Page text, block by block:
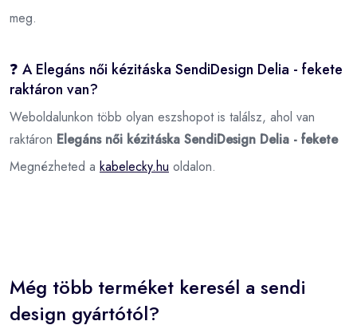
meg.
❓ A Elegáns női kézitáska SendiDesign Delia - fekete
raktáron van?
Weboldalunkon több olyan eszshopot is találsz, ahol van
raktáron Elegáns női kézitáska SendiDesign Delia - fekete
Megnézheted a kabelecky.hu oldalon.
Még több terméket keresél a sendi
design gyártótól?